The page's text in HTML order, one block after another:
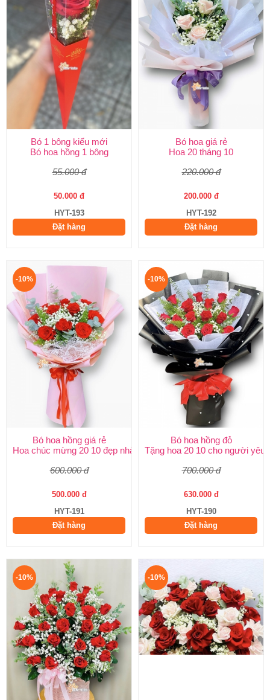
Bó 1 bông kiểu mới
Bó hoa hồng 1 bông
55.000 đ
50.000 đ
HYT-193
Đặt hàng
Bó hoa giá rẻ
Hoa 20 tháng 10
220.000 đ
200.000 đ
HYT-192
Đặt hàng
-10%
Bó hoa hồng giá rẻ
Hoa chúc mừng 20 10 đẹp nhất
600.000 đ
500.000 đ
HYT-191
Đặt hàng
-10%
Bó hoa hồng đỏ
Tặng hoa 20 10 cho người yêu
700.000 đ
630.000 đ
HYT-190
Đặt hàng
-10% -10%